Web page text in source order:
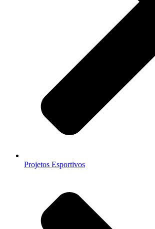
Projetos Esportivos